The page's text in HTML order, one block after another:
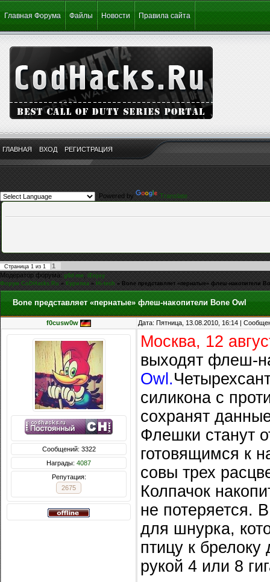
Главная Форума Файлы Новости Правила сайта
ГЛАВНАЯ ВХОД РЕГИСТРАЦИЯ
Powered by Translate
Страница 1 из 1
1
Модератор форума:g0d-me,iEnjoy
Форум CoDHacks.Ru » Курилка » Hi-tech » Bone представляет «пернатые» флеш-накопители
Bone представляет «пернатые» флеш-накопители Bone Owl
f0cusw0w Дата: Пятница, 13.08.2010, 16:14 |
Сообщений: 3322
Награды: 4087
Репутация:
2675
Москва, 12
выходят флеш-
Owl.
силикона с
сохранят
Флешки станут
готовящимся к
совы трех
Колпачок
не потеряется.
для шнурка,
птицу к
рукой 4 или 8